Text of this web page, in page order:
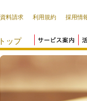
資料請求 利用規約 採用情